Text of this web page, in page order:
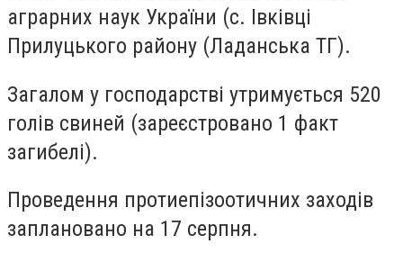
аграрних наук України (с. Івківці
Прилуцького району (Ладанська ТГ).
Загалом у господарстві утримується 520
голів свиней (зареєстровано 1 факт
загибелі).
Проведення протиепізоотичних заходів
заплановано на 17 серпня.